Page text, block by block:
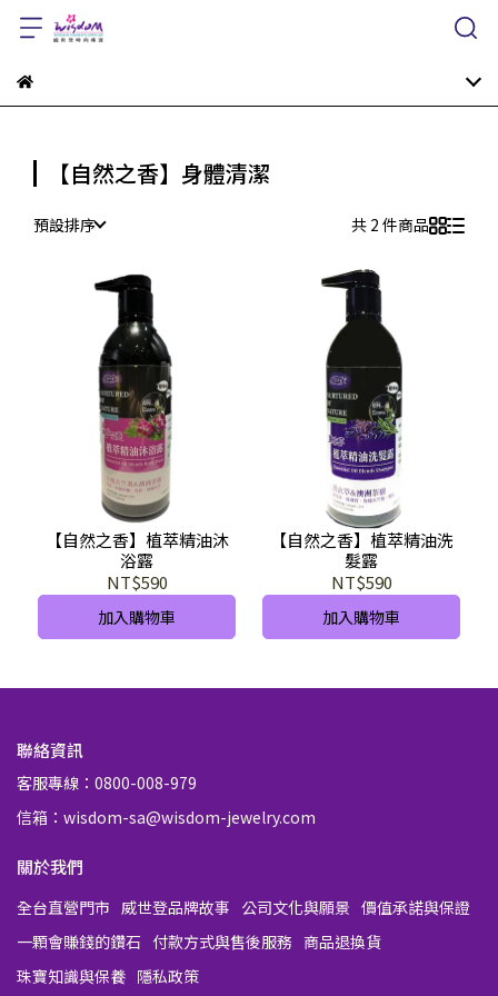
【自然之香】身體清潔
預設排序 共 2 件商品
【自然之香】植萃精油沐
浴露
NT$590
加入購物車
【自然之香】植萃精油洗
髮露
NT$590
加入購物車
聯絡資訊
客服專線：0800-008-979
信箱：wisdom-sa@wisdom-jewelry.com
關於我們
全台直營門市 威世登品牌故事 公司文化與願景 價值承諾與保證
一顆會賺錢的鑽石 付款方式與售後服務 商品退換貨
珠寶知識與保養 隱私政策